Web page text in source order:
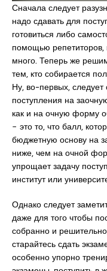
Сначала следует
надо сдавать для
готовиться либо
помощью репетиторов,
много. Теперь же
тем, кто собирается
Ну, во-первых, следует
поступления на
как и на очную форму
− это то, что балл,
бюджетную основу на
ниже, чем на очной
упрощает задачу
институт или
Однако следует
даже для того чтобы
собранно и
старайтесь сдать
особенно упорно